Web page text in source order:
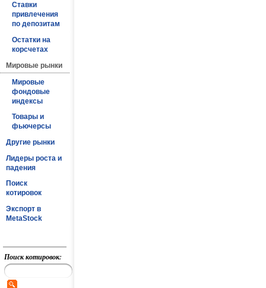
Ставки
привлечения
по депозитам
Остатки на
корсчетах
Мировые рынки
Мировые
фондовые
индексы
Товары и
фьючерсы
Другие рынки
Лидеры роста и
падения
Поиск
котировок
Экспорт в
MetaStock
Поиск котировок: